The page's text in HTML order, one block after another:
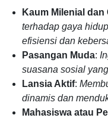
Kaum Milenial dan
terhadap gaya
efisiensi dan
Pasangan Muda:
suasana sosial
Lansia Aktif:
dinamis dan
Mahasiswa atau